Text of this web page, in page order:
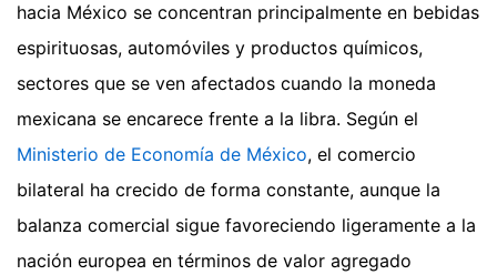
hacia México se concentran principalmente en bebidas
espirituosas, automóviles y productos químicos,
sectores que se ven afectados cuando la moneda
mexicana se encarece frente a la libra. Según el
Ministerio de Economía de México, el comercio
bilateral ha crecido de forma constante, aunque la
balanza comercial sigue favoreciendo ligeramente a la
nación europea en términos de valor agregado